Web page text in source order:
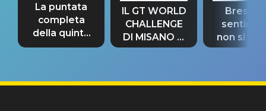
La puntata
completa
della quinta
tappa
IL GT WORLD
CHALLENGE
DI MISANO si
riconferma
Bresh:
non si
fino alla